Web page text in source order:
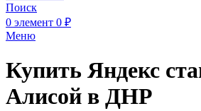
Поиск
0 элемент 0 ₽
Меню
Купить Яндекс
Алисой в ДНР